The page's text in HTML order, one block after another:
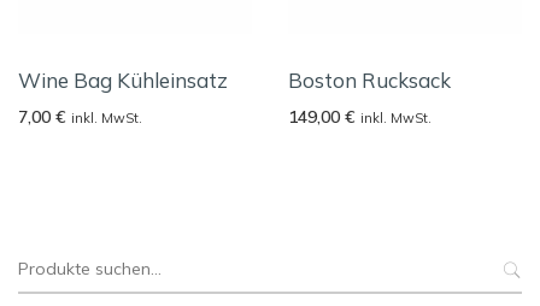
Wine Bag Kühleinsatz
7,00 € inkl. MwSt.
Boston Rucksack
149,00 € inkl. MwSt.
Suche